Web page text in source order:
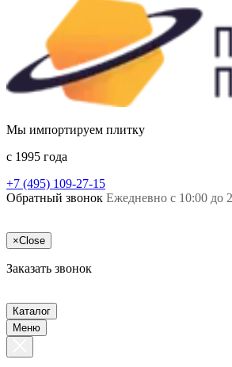
Мы импортируем плитку
c 1995 года
+7 (495) 109-27-15
Обратный звонок Ежедневно с 10:00 до
×Close
Заказать звонок
Каталог
Меню